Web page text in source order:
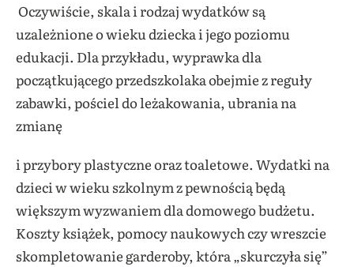
Oczywiście, skala i rodzaj wydatków są
uzależnione o wieku dziecka i jego poziomu
edukacji. Dla przykładu, wyprawka dla
początkującego przedszkolaka obejmie z reguły
zabawki, pościel do leżakowania, ubrania na
zmianę
i przybory plastyczne oraz toaletowe. Wydatki na
dzieci w wieku szkolnym z pewnością będą
większym wyzwaniem dla domowego budżetu.
Koszty książek, pomocy naukowych czy wreszcie
skompletowanie garderoby, która „skurczyła się”